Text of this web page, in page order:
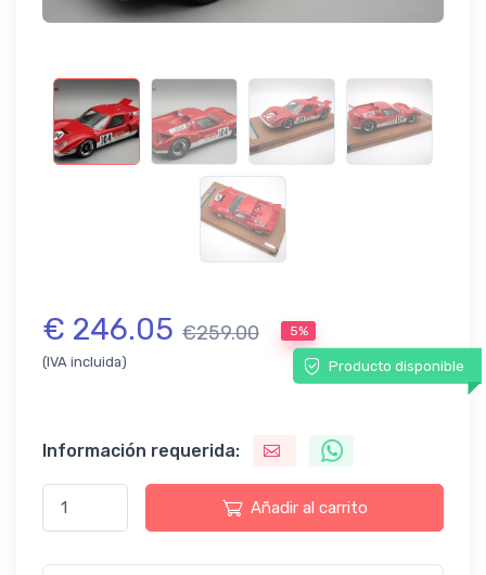
€ 246.05 €259.00 5%
(IVA incluida) Producto disponible
Información requerida:
Añadir al carrito